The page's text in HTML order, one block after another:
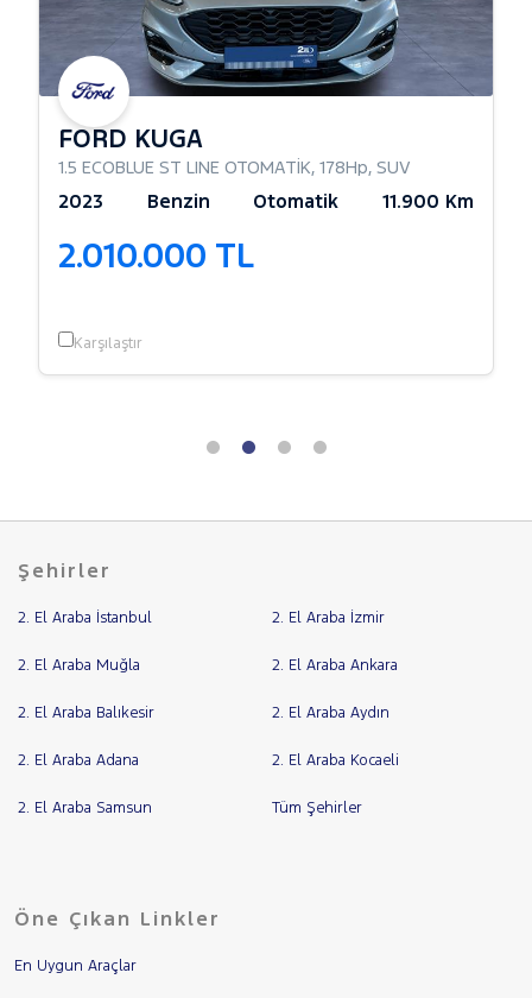
FORD KUGA
1.5 ECOBLUE ST LINE OTOMATİK, 178Hp, SUV
2023 Benzin Otomatik 11.900 Km
2.010.000 TL
Karşılaştır
Şehirler
2. El Araba İstanbul 2. El Araba İzmir
2. El Araba Muğla 2. El Araba Ankara
2. El Araba Balıkesir 2. El Araba Aydın
2. El Araba Adana 2. El Araba Kocaeli
2. El Araba Samsun Tüm Şehirler
Öne Çıkan Linkler
En Uygun Araçlar